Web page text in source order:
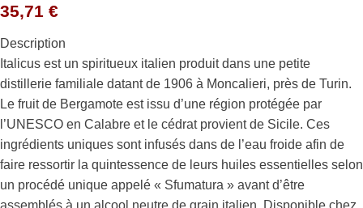
35,71 €
Description
Italicus est un spiritueux italien produit dans une petite
distillerie familiale datant de 1906 à Moncalieri, près de Turin.
Le fruit de Bergamote est issu d’une région protégée par
l’UNESCO en Calabre et le cédrat provient de Sicile. Ces
ingrédients uniques sont infusés dans de l’eau froide afin de
faire ressortir la quintessence de leurs huiles essentielles selon
un procédé unique appelé « Sfumatura » avant d’être
assemblés à un alcool neutre de grain italien. Disponible chez